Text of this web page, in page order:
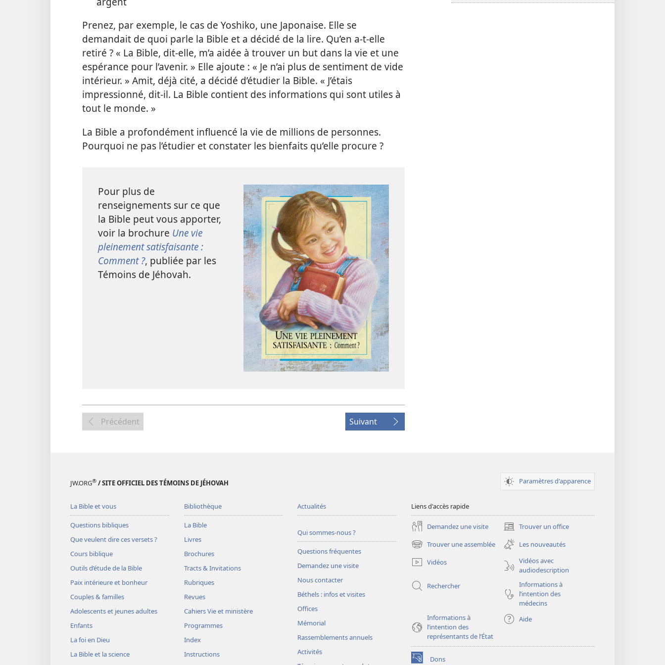
Prenez, par exemple, le cas de Yoshiko, une Japonaise. Elle se
demandait de quoi parle la Bible et a décidé de la lire. Qu’en a-t-elle
retiré ? « La Bible, dit-elle, m’a aidée à trouver un but dans la vie et une
espérance pour l’avenir. » Elle ajoute : « Je n’ai plus de sentiment de vide
intérieur. » Amit, déjà cité, a décidé d’étudier la Bible. « J’étais
impressionné, dit-il. La Bible contient des informations qui sont utiles à
tout le monde. »
La Bible a profondément influencé la vie de millions de personnes.
Pourquoi ne pas l’étudier et constater les bienfaits qu’elle procure ?
Pour plus de
renseignements sur ce que
la Bible peut vous apporter,
voir la brochure Une vie
pleinement satisfaisante :
Comment ?, publiée par les
Témoins de Jéhovah.
Précédent Suivant
JW.ORG® / SITE OFFICIEL DES TÉMOINS DE JÉHOVAH Paramètres d'apparence
La Bible et vous
Questions bibliques
Que veulent dire ces versets ?
Cours biblique
Outils d’étude de la Bible
Paix intérieure et bonheur
Couples & familles
Adolescents et jeunes adultes
Enfants
La foi en Dieu
La Bible et la science
Bibliothèque
La Bible
Livres
Brochures
Tracts & Invitations
Rubriques
Revues
Cahiers Vie et ministère
Programmes
Index
Instructions
Actualités
Qui sommes-nous ?
Questions fréquentes
Demandez une visite
Nous contacter
Béthels : infos et visites
Offices
Mémorial
Rassemblements annuels
Activités
Liens d'accès rapide
Demandez une visite Trouver un office
(ouvre
une
nouvelle
fenêtre)
Trouver une assemblée
(ouvre
une
nouvelle
Les nouveautés
Vidéos
Vidéos avec
audiodescription
Rechercher
Informations à
l’intention des
médecins
Informations à
l’intention des
représentants de l’État
Aide
Dons